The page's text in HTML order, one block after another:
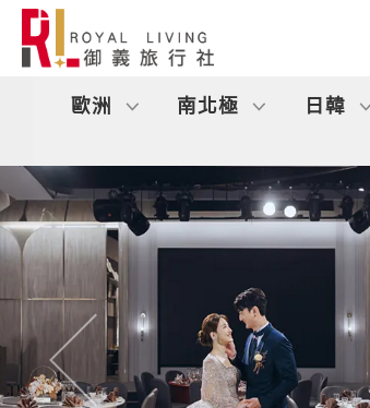
歐洲 南北極 日韓